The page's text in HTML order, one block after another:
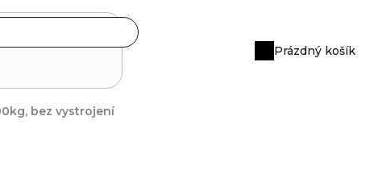
Nákupní
Prázdný košík
bez vystrojení